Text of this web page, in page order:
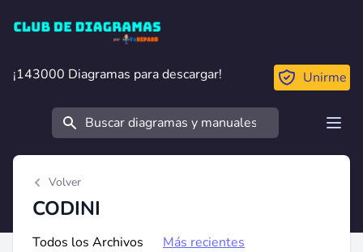
Club de Diagramas
¡143000 Diagramas para descargar!
¡143000 Diagramas para descargar! Unirme
Buscar
Volver
CODINI
Todos los Archivos Más recientes